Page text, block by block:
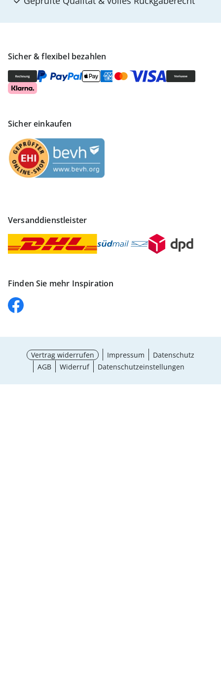
Sicher & flexibel bezahlen
Sicher einkaufen
Versanddienstleister
Finden Sie mehr Inspiration
Vertrag widerrufen Impressum
Datenschutz
AGB
Widerruf Datenschutzeinstellungen